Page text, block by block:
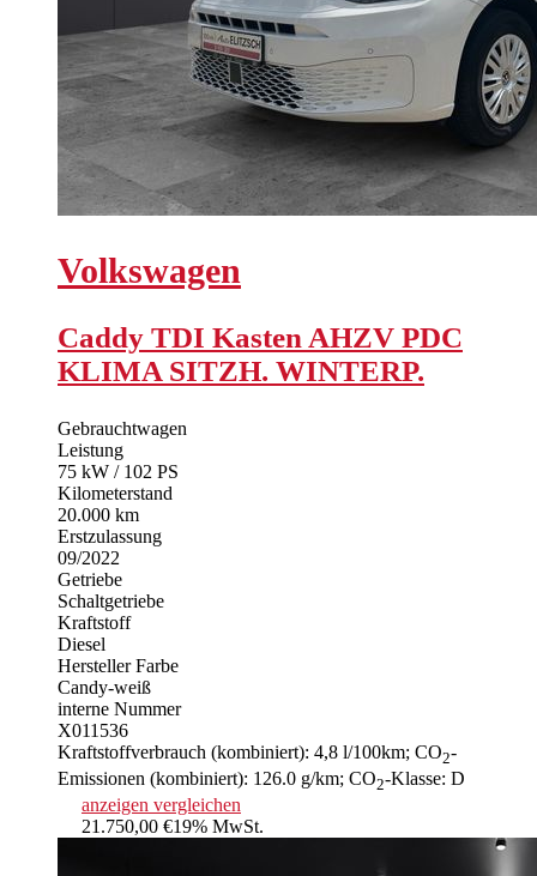
Volkswagen
Caddy TDI Kasten AHZV PDC
KLIMA SITZH. WINTERP.
Gebrauchtwagen
Leistung
75 kW / 102 PS
Kilometerstand
20.000 km
Erstzulassung
09/2022
Getriebe
Schaltgetriebe
Kraftstoff
Diesel
Hersteller Farbe
Candy-weiß
interne Nummer
X011536
Kraftstoffverbrauch (kombiniert): 4,8 l/100km; CO2-
Emissionen (kombiniert): 126.0 g/km; CO2-Klasse: D
anzeigen vergleichen
21.750,00 €19% MwSt.